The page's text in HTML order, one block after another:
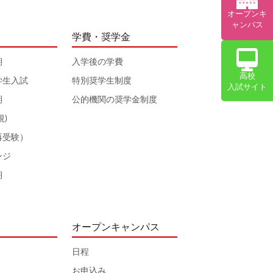
生入試
)
験）
ジ
学費・奨学金
入学後の学費
特別奨学生制度
公的機関の奨学金制度
オープンキャンパス
日程
お申込み
オープンキ
ャンパス
高校
入試サイト